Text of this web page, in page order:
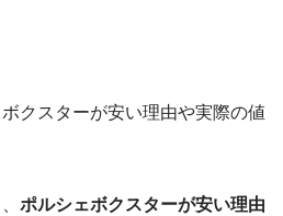
クスターが安い理由や実際の値
ポルシェボクスターが安い理由